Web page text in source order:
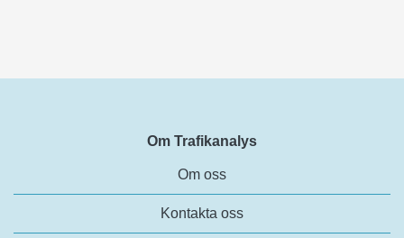
Om Trafikanalys
Om oss
Kontakta oss